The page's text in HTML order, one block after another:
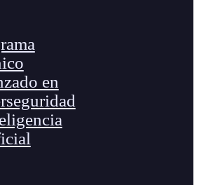
en